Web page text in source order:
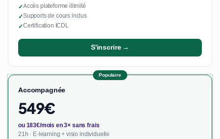
✓Accès plateforme illimité
✓Supports de cours inclus
✓Certification ICDL
S'inscrire →
Populaire
Accompagnée
549€
ou 183€/mois en 3× sans frais
21h · E-learning + visio individuelle